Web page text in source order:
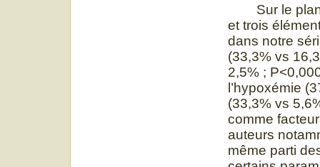
Sur le plan
et trois
dans notre
(33,3% vs
2,5% ;
l’hypoxémie
(33,3% vs
comme
auteurs
même parti